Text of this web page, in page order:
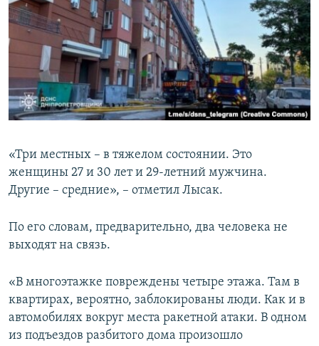
«Три местных – в тяжелом состоянии. Это
женщины 27 и 30 лет и 29-летний мужчина.
Другие – средние», – отметил Лысак.
По его словам, предварительно, два человека не
выходят на связь.
«В многоэтажке повреждены четыре этажа. Там в
квартирах, вероятно, заблокированы люди. Как и в
автомобилях вокруг места ракетной атаки. В одном
из подъездов разбитого дома произошло